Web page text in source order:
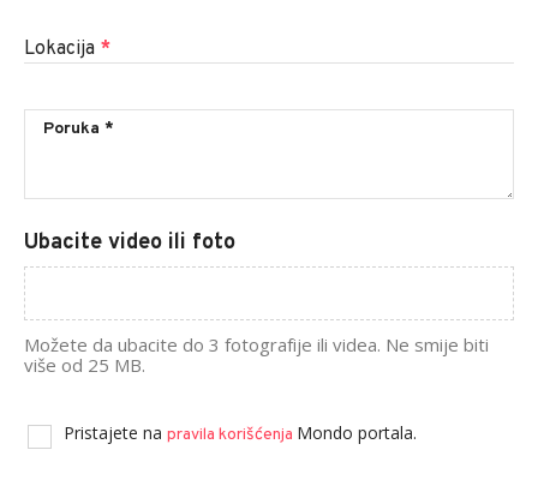
Lokacija *
Ubacite video ili foto
Možete da ubacite do 3 fotografije ili videa. Ne smije biti
više od 25 MB.
Pristajete na pravila korišćenja Mondo portala.